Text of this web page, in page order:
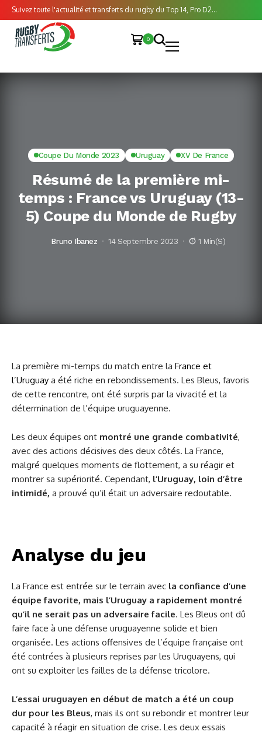
Suivez toute l'actualité et transferts du rugby du Top 14, Pro D2...
0
Coupe Du Monde 2023 Uruguay XV De France
Résumé de la première mi-
temps : France vs Uruguay (13-
5) Coupe du Monde de Rugby
Bruno Ibanez 14 Septembre 2023 1 Min(s)
La première mi-temps du match entre la France et
l’Uruguay a été riche en rebondissements. Les Bleus, favoris
de cette rencontre, ont été surpris par la vivacité et la
détermination de l’équipe uruguayenne.
Les deux équipes ont montré une grande combativité,
avec des actions décisives des deux côtés. La France,
malgré quelques moments de flottement, a su réagir et
montrer sa supériorité. Cependant, l’Uruguay, loin d’être
intimidé, a prouvé qu’il était un adversaire redoutable.
Analyse du jeu
La France est entrée sur le terrain avec la confiance d’une
équipe favorite, mais l’Uruguay a rapidement montré
qu’il ne serait pas un adversaire facile. Les Bleus ont dû
faire face à une défense uruguayenne solide et bien
organisée. Les actions offensives de l’équipe française ont
été contrées à plusieurs reprises par les Uruguayens, qui
ont su exploiter les failles de la défense tricolore.
L’essai uruguayen en début de match a été un coup
dur pour les Bleus, mais ils ont su rebondir et montrer leur
capacité à réagir en situation de crise. Les deux essais